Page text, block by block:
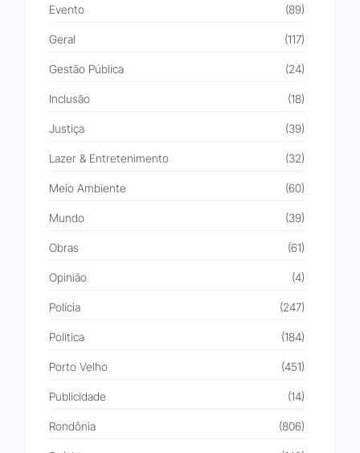
Evento (89)
Geral (117)
Gestão Pública (24)
Inclusão (18)
Justiça (39)
Lazer & Entretenimento (32)
Meio Ambiente (60)
Mundo (39)
Obras (61)
Opinião (4)
Polícia (247)
Política (184)
Porto Velho (451)
Publicidade (14)
Rondônia (806)